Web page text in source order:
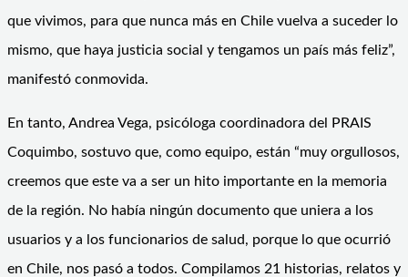
que vivimos, para que nunca más en Chile vuelva a suceder lo
mismo, que haya justicia social y tengamos un país más feliz”,
manifestó conmovida.
En tanto, Andrea Vega, psicóloga coordinadora del PRAIS
Coquimbo, sostuvo que, como equipo, están “muy orgullosos,
creemos que este va a ser un hito importante en la memoria
de la región. No había ningún documento que uniera a los
usuarios y a los funcionarios de salud, porque lo que ocurrió
en Chile, nos pasó a todos. Compilamos 21 historias, relatos y